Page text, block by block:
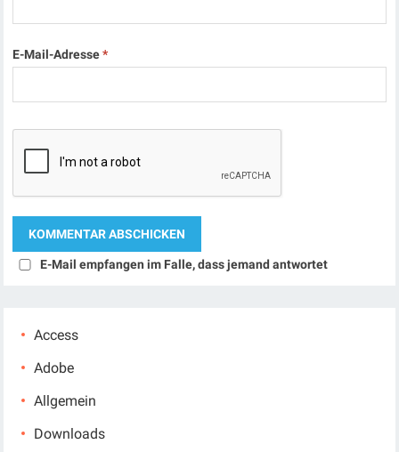
E-Mail-Adresse*
E-Mail empfangen im Falle, dass jemand antwortet
Access
Adobe
Allgemein
Downloads